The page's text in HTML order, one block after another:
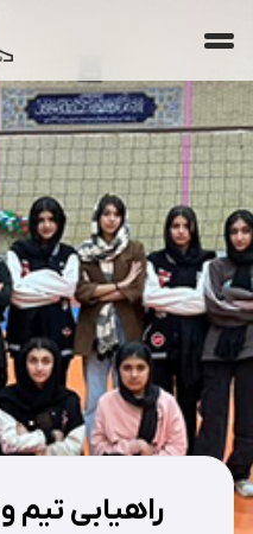
مقالات
ویدیوها
جستجو ...
راهیابی تیم